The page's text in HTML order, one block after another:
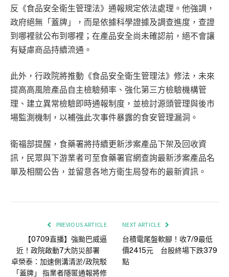
反《食品安全衛生管理法》通報規定依法處理。他強調，
政府絕無「蓋牌」，而是依據科學證據及調查進度，查證
到哪裡就公布到哪裡；在產品安全尚未確認前，絕不會讓
有疑慮商品持續流通。
此外，行政院將推動《食品安全衛生管理法》修法，未來
提高高風險產品自主檢驗頻率、強化第三方檢驗機構管
理、建立異常檢驗即時通報制度，並檢討源頭管理與後市
場監測機制，以補強此次事件暴露的食安管理漏洞。
衛福部提醒，食藥署將持續更新涉案產品下架及回收資
訊，民眾與下游業者可至食藥署官網查詢最新涉案產品名
單及相關公告，並留意各地方衛生局發布的最新資訊。
PREVIOUS ARTICLE
【0709直播】強颱巴威逼
近！政院啟動7大防災部署
卓榮泰：加速側溝清淤/政院駁
「蓋牌」 指業者隱匿通報將修
NEXT ARTICLE
台積電尾盤軟腳！收7/9最低
價2415元 台股終場下跌379
點